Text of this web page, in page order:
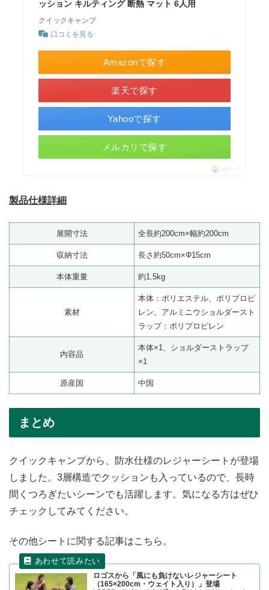
ッション キルティング 断熱 マット 6人用
クイックキャンプ
口コミを見る
Amazonで探す
楽天で探す
Yahooで探す
メルカリで探す
ポチップ
製品仕様詳細
展開寸法 全長約200cm×幅約200cm
収納寸法 長さ約50cm×Φ15cm
本体重量 約1.5kg
素材
本体：ポリエステル、ポリプロピ
レン、アルミニウショルダースト
ラップ：ポリプロピレン
内容品
本体×1、ショルダーストラップ
×1
原産国 中国
まとめ
クイックキャンプから、防水仕様のレジャーシートが登場
しました。3層構造でクッションも入っているので、長時
間くつろぎたいシーンでも活躍します。気になる方はぜひ
チェックしてみてください。
その他シートに関する記事はこちら。
ロゴスから「風にも負けないレジャーシート
（165×200cm・ウェイト入り）」登場